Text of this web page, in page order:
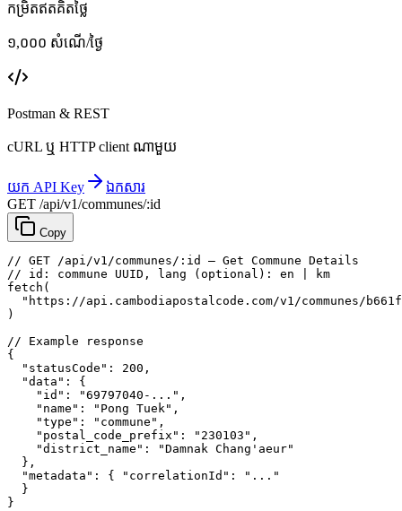
កម្រិតឥតគិតថ្លៃ
១,០០០ សំណើ/ថ្ងៃ
Postman & REST
cURL ឬ HTTP client ណាមួយ
យក API Key
ឯកសារ
GET /api/v1/communes/:id
Copy
// GET /api/v1/communes/:id — Get Commune Details
// id: commune UUID, lang (optional): en | km
fetch (
"https://api.cambodiapostalcode.com/v1/communes/
)
// Example response
{
"statusCode" : 200 ,
"data" : {
"id" : "69797040-..." ,
"name" : "Pong Tuek" ,
"type" : "commune" ,
"postal_code_prefix" : "230103" ,
"district_name" :
"Damnak Chang'aeur"
},
"metadata" : { "correlationId" :
"..."
}
}